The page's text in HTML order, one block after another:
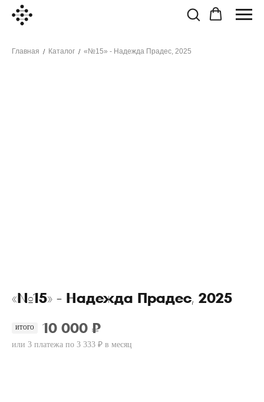
Главная / Каталог / «№15» - Надежда Прадес, 2025
«№15» - Надежда Прадес, 2025
ИТОГО 10 000 ₽
или 3 платежа по 3 333 ₽ в месяц